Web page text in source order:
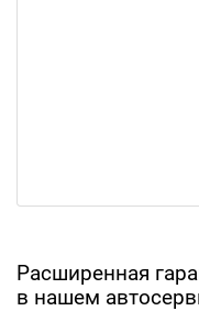
Расширенная
в нашем